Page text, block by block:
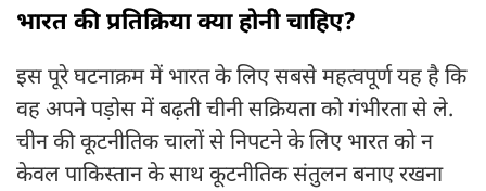
भारत की प्रतिक्रिया क्या होनी चाहिए?
इस पूरे घटनाक्रम में भारत के लिए सबसे महत्वपूर्ण यह है कि
वह अपने पड़ोस में बढ़ती चीनी सक्रियता को गंभीरता से ले.
चीन की कूटनीतिक चालों से निपटने के लिए भारत को न
केवल पाकिस्तान के साथ कूटनीतिक संतुलन बनाए रखना